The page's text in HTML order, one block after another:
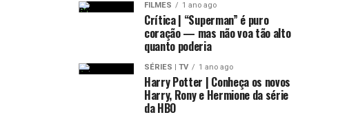
FILMES 1 ano ago
Crítica | “Superman” é puro
coração — mas não voa tão alto
quanto poderia
SÉRIES | TV 1 ano ago
Harry Potter | Conheça os novos
Harry, Rony e Hermione da série
da HBO